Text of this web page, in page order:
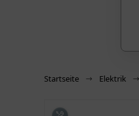
Startseite Elektrik